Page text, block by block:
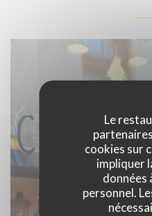
Le
cookies sur
impliquer
données
personnel.